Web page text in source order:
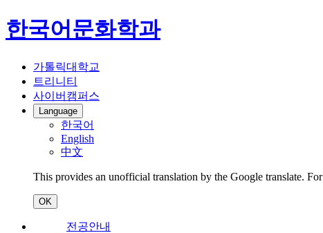
한국어문화학과
가톨릭대학교
트리니티
사이버캠퍼스
Language
한국어
English
中文
This provides an unofficial translation by the Google translate.
OK
전공안내